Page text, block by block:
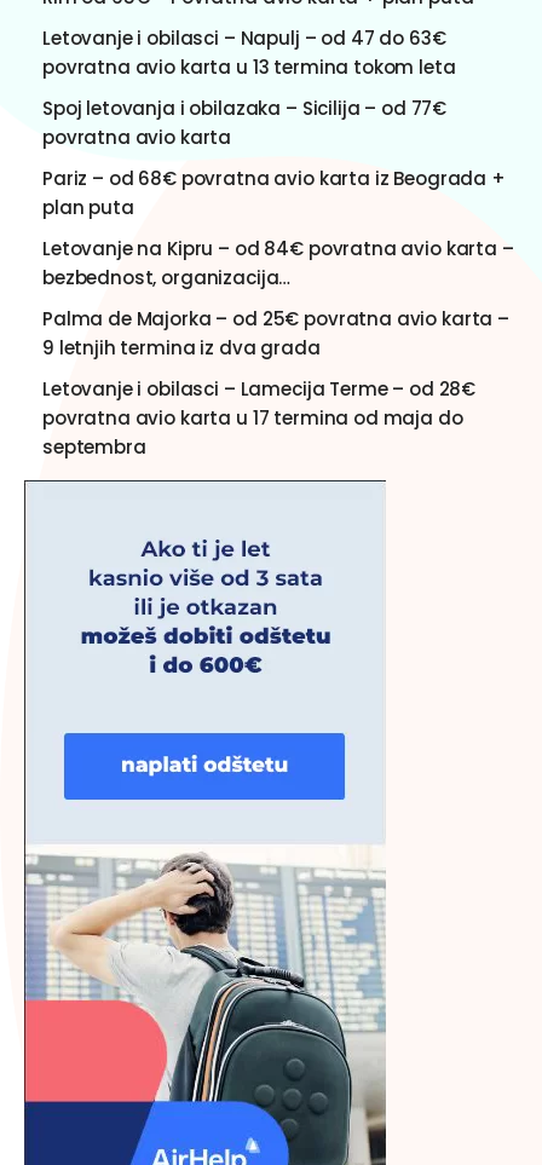
Letovanje i obilasci – Napulj – od 47 do 63€
povratna avio karta u 13 termina tokom leta
Spoj letovanja i obilazaka – Sicilija – od 77€
povratna avio karta
Pariz – od 68€ povratna avio karta iz Beograda +
plan puta
Letovanje na Kipru – od 84€ povratna avio karta –
bezbednost, organizacija…
Palma de Majorka – od 25€ povratna avio karta –
9 letnjih termina iz dva grada
Letovanje i obilasci – Lamecija Terme – od 28€
povratna avio karta u 17 termina od maja do
septembra